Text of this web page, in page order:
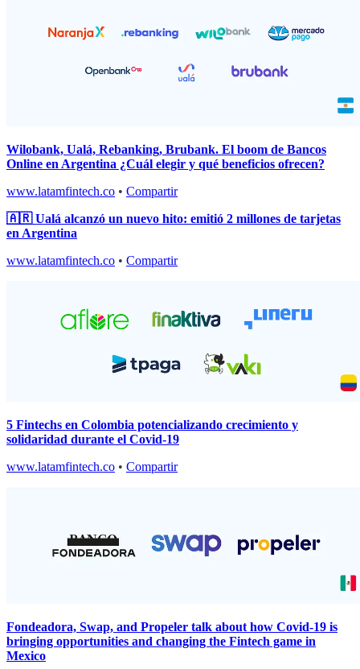
Wilobank, Ualá, Rebanking, Brubank. El boom de Bancos
Online en Argentina ¿Cuál elegir y qué beneficios ofrecen?
www.latamfintech.co • Compartir
🇦🇷 Ualá alcanzó un nuevo hito: emitió 2 millones de tarjetas
en Argentina
www.latamfintech.co • Compartir
5 Fintechs en Colombia potencializando crecimiento y
solidaridad durante el Covid-19
www.latamfintech.co • Compartir
Fondeadora, Swap, and Propeler talk about how Covid-19 is
bringing opportunities and changing the Fintech game in
Mexico